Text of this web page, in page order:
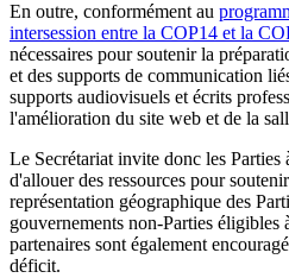
En outre, conformément au
intersession entre la COP14 et la
nécessaires pour soutenir la
et des supports de communication
supports audiovisuels et écrits
l'amélioration du site web et de la
Le Secrétariat invite donc les Parties
d'allouer des ressources pour
représentation géographique des
gouvernements non-Parties
partenaires sont également
déficit.